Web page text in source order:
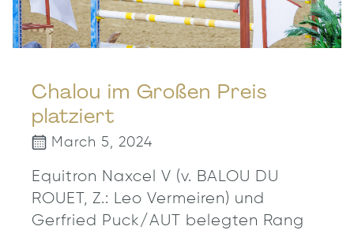
Chalou im Großen Preis
platziert
March 5, 2024
Equitron Naxcel V (v. BALOU DU
ROUET, Z.: Leo Vermeiren) und
Gerfried Puck/AUT belegten Rang